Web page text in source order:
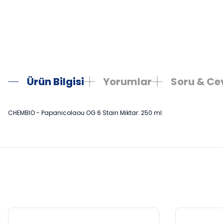
Ürün Bilgisi Yorumlar Soru &
CHEMBIO - Papanicolaou OG 6 Stain Miktar: 250 ml